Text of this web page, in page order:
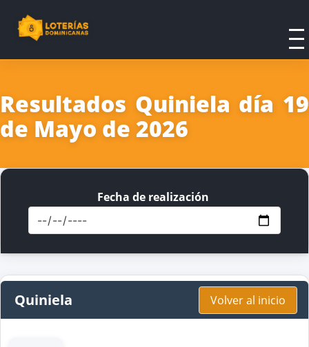
Resultados Quiniela día 19
de Mayo de 2026
Fecha de realización
Quiniela Volver al inicio